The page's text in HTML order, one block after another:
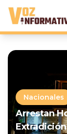
Nacionales
Arrestan